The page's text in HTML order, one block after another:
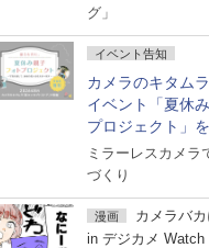
グ」
イベント告知
カメラのキタム
イベント「夏休
プロジェクト」
ミラーレスカメラ
づくり
漫画
カメラバ
in デジカメ Watch